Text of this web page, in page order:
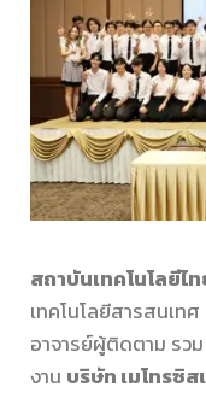
สถาบันเทคโนโลยี
เทคโนโลยีสารสนเท
อาจารย์ผู้ติดตาม รว
งาน บริษัท เมโทรซิ